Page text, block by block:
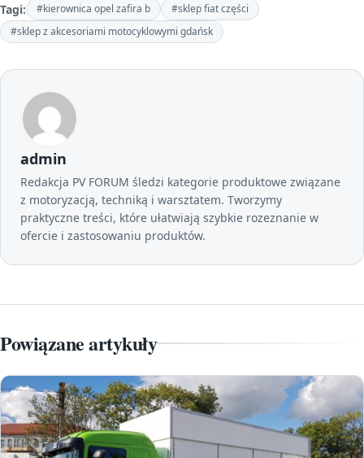
Tagi: #kierownica opel zafira b
#sklep fiat części
#sklep z akcesoriami motocyklowymi gdańsk
admin
Redakcja PV FORUM śledzi kategorie produktowe związane
z motoryzacją, techniką i warsztatem. Tworzymy
praktyczne treści, które ułatwiają szybkie rozeznanie w
ofercie i zastosowaniu produktów.
Powiązane artykuły